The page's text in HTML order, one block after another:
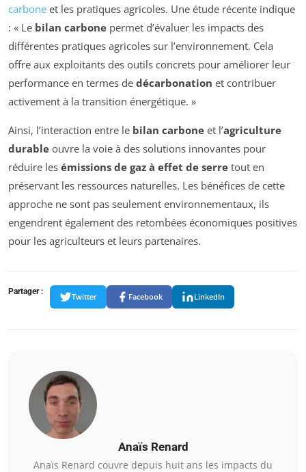
carbone et les pratiques agricoles. Une étude récente indique
: « Le bilan carbone permet d’évaluer les impacts des
différentes pratiques agricoles sur l’environnement. Cela
offre aux exploitants des outils concrets pour améliorer leur
performance en termes de décarbonation et contribuer
activement à la transition énergétique. »
Ainsi, l’interaction entre le bilan carbone et l’agriculture
durable ouvre la voie à des solutions innovantes pour
réduire les émissions de gaz à effet de serre tout en
préservant les ressources naturelles. Les bénéfices de cette
approche ne sont pas seulement environnementaux, ils
engendrent également des retombées économiques positives
pour les agriculteurs et leurs partenaires.
Partager :
Twitter Facebook LinkedIn
Anaïs Renard
Anaïs Renard couvre depuis huit ans les impacts du